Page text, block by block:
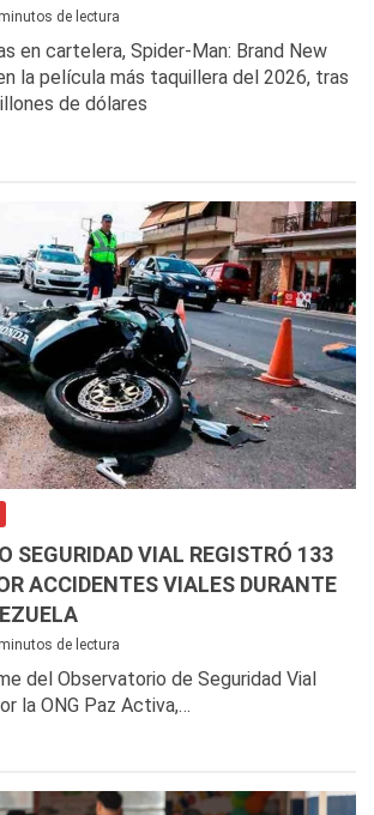
de lectura
en cartelera, Spider-Man: Brand New
la película más taquillera del 2026, tras
de dólares
SEGURIDAD VIAL REGISTRÓ 133
ACCIDENTES VIALES DURANTE
de lectura
del Observatorio de Seguridad Vial
la ONG Paz Activa,…